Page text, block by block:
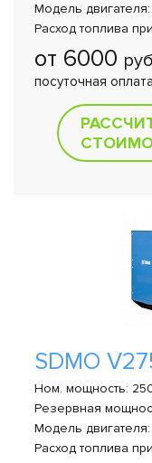
Модель
Расход топлива
от 6000
посуточная
SDMO
Ном. мощность:
Резервная
Модель
Расход топлива